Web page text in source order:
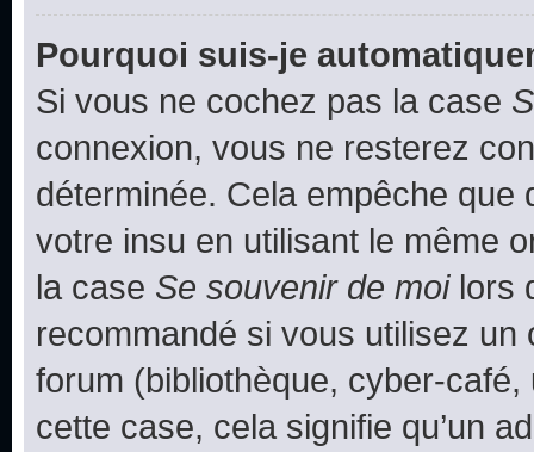
Pourquoi suis-je
Si vous ne cochez pas la case
connexion, vous ne resterez
déterminée. Cela empêche que
votre insu en utilisant le même
la case Se souvenir de moilors
recommandé si vous utilisez
forum (bibliothèque, cyber-
cette case, cela signifie qu’un